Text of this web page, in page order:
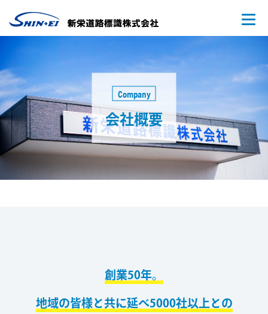
Company
会社概要
創業50年。
地域の皆様と共に延べ5000社以上との